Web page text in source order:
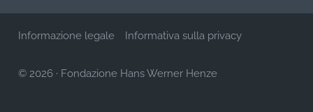
Informazione legale Informativa sulla privacy
© 2026 · Fondazione Hans Werner Henze